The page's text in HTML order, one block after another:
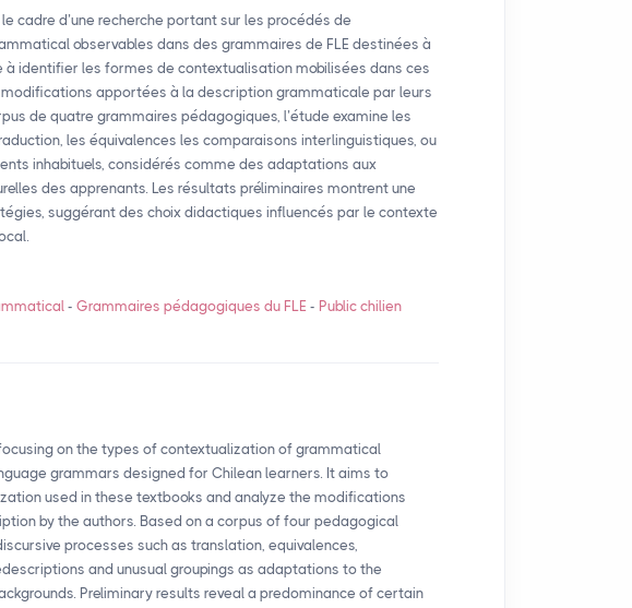
cadre d’une recherche portant sur les procédés de
observables dans des grammaires de FLE destinées à
à identifier les formes de contextualisation mobilisées dans ces
modifications apportées à la description grammaticale par leurs
de quatre grammaires pédagogiques, l’étude examine les
les équivalences les comparaisons interlinguistiques, ou
inhabituels, considérés comme des adaptations aux
des apprenants. Les résultats préliminaires montrent une
suggérant des choix didactiques influencés par le contexte
-Grammaires pédagogiques du FLE - Public chilien
on the types of contextualization of grammatical
grammars designed for Chilean learners. It aims to
used in these textbooks and analyze the modifications
by the authors. Based on a corpus of four pedagogical
processes such as translation, equivalences,
and unusual groupings as adaptations to the
Preliminary results reveal a predominance of certain